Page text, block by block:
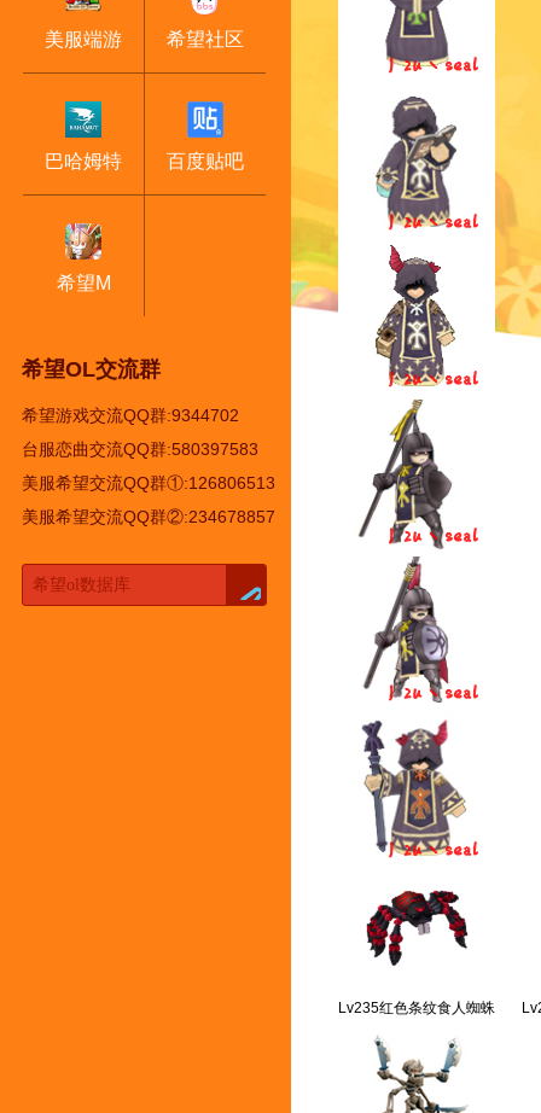
美服端游 希望社区
巴哈姆特 百度贴吧
希望M
希望OL交流群
希望游戏交流QQ群:9344702
台服恋曲交流QQ群:580397583
美服希望交流QQ群①:126806513
美服希望交流QQ群②:234678857
Lv235红色条纹食人蜘蛛